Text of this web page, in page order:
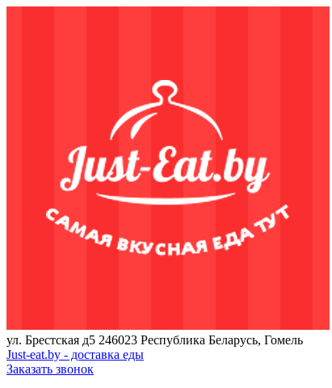
ул. Брестская д5 246023 Республика Беларусь, Гомель
Just-eat.by - доставка еды
Заказать звонок